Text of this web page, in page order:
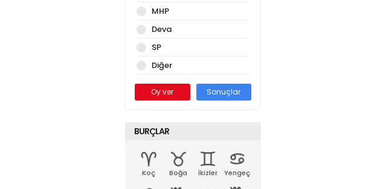
MHP
Deva
SP
Diğer
Oy ver Sonuçlar
BURÇLAR
Koç Boğa İkizler Yengeç